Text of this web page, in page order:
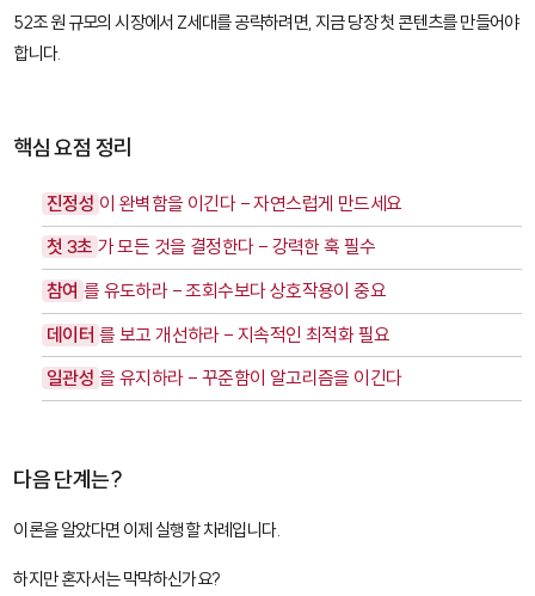
52조 원 규모의 시장에서 Z세대를 공략하려면, 지금 당장 첫 콘텐츠를 만들어야
합니다.
핵심 요점 정리
진정성 이 완벽함을 이긴다 - 자연스럽게 만드세요
첫 3초 가 모든 것을 결정한다 - 강력한 훅 필수
참여 를 유도하라 - 조회수보다 상호작용이 중요
데이터 를 보고 개선하라 - 지속적인 최적화 필요
일관성 을 유지하라 - 꾸준함이 알고리즘을 이긴다
다음 단계는?
이론을 알았다면 이제 실행할 차례입니다.
하지만 혼자서는 막막하신가요?